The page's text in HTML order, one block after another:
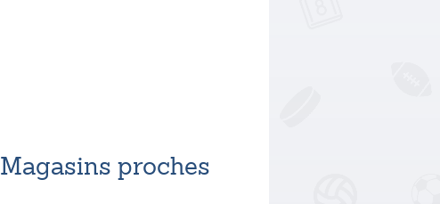
Magasins proches